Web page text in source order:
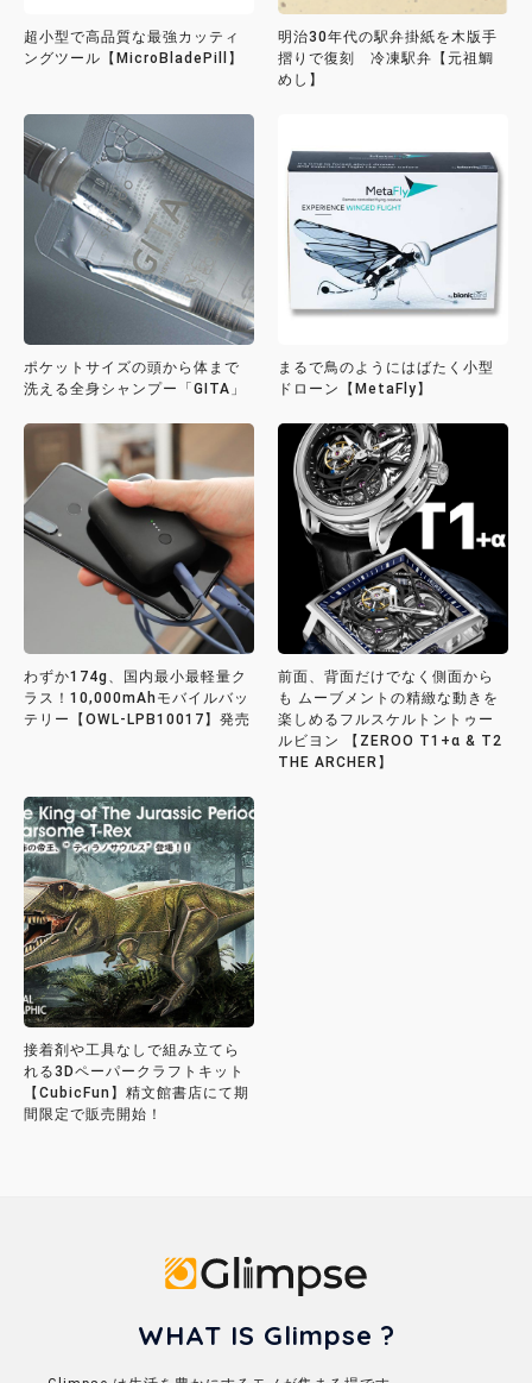
超小型で高品質な最強カッティ
ングツール【MicroBladePill】
明治30年代の駅弁掛紙を木版手
摺りで復刻 冷凍駅弁【元祖鯛
めし】
ポケットサイズの頭から体まで
洗える全身シャンプー「GITA」
まるで鳥のようにはばたく小型
ドローン【MetaFly】
わずか174g、国内最小最軽量ク
ラス！10,000mAhモバイルバッ
テリー【OWL-LPB10017】発売
前面、背面だけでなく側面から
も ムーブメントの精緻な動きを
楽しめるフルスケルトントゥー
ルビヨン 【ZEROO T1+α & T2
THE ARCHER】
接着剤や工具なしで組み立てら
れる3Dペーパークラフトキット
【CubicFun】精文館書店にて期
間限定で販売開始！
WHAT IS Glimpse ?